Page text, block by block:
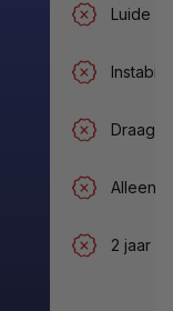
Luide
Alleen
2 jaar